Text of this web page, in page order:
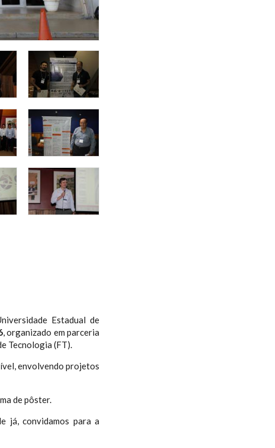
Estadual de
, organizado em parceria
Tecnologia (FT).
envolvendo projetos
de pôster.
já, convidamos para a